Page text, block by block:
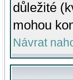
důležité
mohou
Návrat